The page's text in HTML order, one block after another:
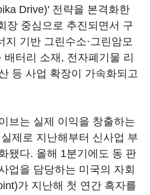
Drive)' 전략을 본격화한
장 중심으로 추진되면서 구
기반 그린수소·그린암모
배터리 소재, 전자폐기물 리
등 사업 확장이 가속화되고
브는 실제 이익을 창출하는
제로 지난해부터 신사업 부
됐다. 올해 1분기에도 동 판
업을 담당하는 미국의 자회
가 지난해 첫 연간 흑자를